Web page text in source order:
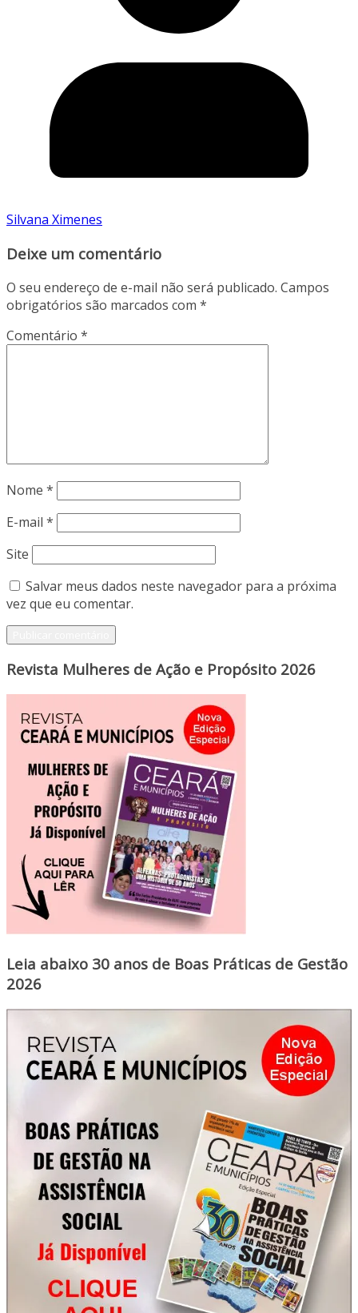
Silvana Ximenes
Deixe um comentário
O seu endereço de e-mail não será publicado. Campos
obrigatórios são marcados com *
Comentário *
Nome *
E-mail *
Site
Salvar meus dados neste navegador para a próxima
vez que eu comentar.
Revista Mulheres de Ação e Propósito 2026
Leia abaixo 30 anos de Boas Práticas de Gestão
2026